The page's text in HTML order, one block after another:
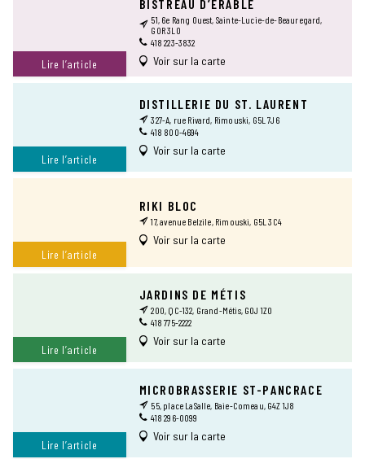
Lire l’article
BISTREAU D’ÉRABLE
51, 6e Rang Ouest, Sainte-Lucie-de-Beauregard,
GOR 3L0
418 223-3832
Voir sur la carte
Lire l’article
DISTILLERIE DU ST. LAURENT
327-A, rue Rivard, Rimouski, G5L 7J6
418 800-4694
Voir sur la carte
Lire l’article
RIKI BLOC
17, avenue Belzile, Rimouski, G5L 3C4
Voir sur la carte
Lire l’article
JARDINS DE MÉTIS
200, QC-132, Grand-Métis, G0J 1Z0
418 775-2222
Voir sur la carte
Lire l’article
MICROBRASSERIE ST-PANCRACE
55, place LaSalle, Baie-Comeau, G4Z 1J8
418 296-0099
Voir sur la carte